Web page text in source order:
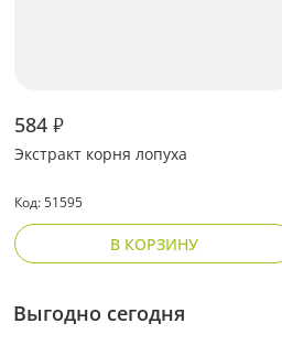
584 ₽
Экстракт корня лопуха
Код: 51595
В КОРЗИНУ
Выгодно сегодня